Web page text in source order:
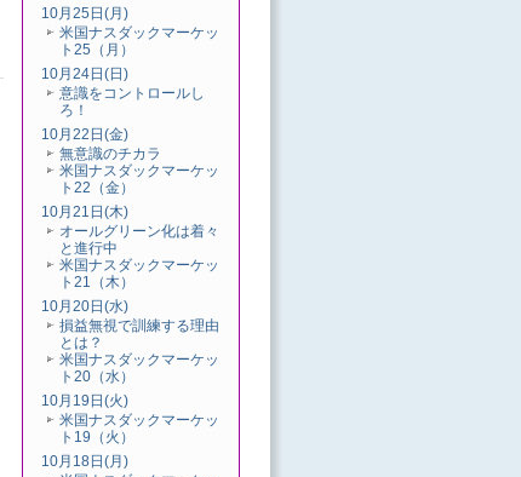
10月25日(月)
米国ナスダックマーケッ
ト25（月）
10月24日(日)
意識をコントロールし
ろ！
10月22日(金)
無意識のチカラ
米国ナスダックマーケッ
ト22（金）
10月21日(木)
オールグリーン化は着々
と進行中
米国ナスダックマーケッ
ト21（木）
10月20日(水)
損益無視で訓練する理由
とは？
米国ナスダックマーケッ
ト20（水）
10月19日(火)
米国ナスダックマーケッ
ト19（火）
10月18日(月)